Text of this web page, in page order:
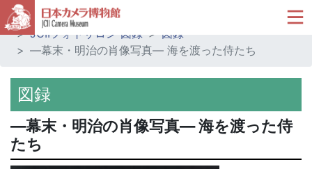
ホーム
ミュージアムショップ
JCIIフォトサロン 図録
図録
―幕末・明治の肖像写真― 海を渡った侍たち
図録
―幕末・明治の肖像写真― 海を渡った侍
たち